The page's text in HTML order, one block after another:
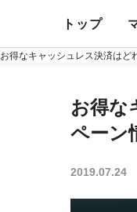
トップ
お得なキャッシュレス決済はど
お得な
ペーン
2019.07.24